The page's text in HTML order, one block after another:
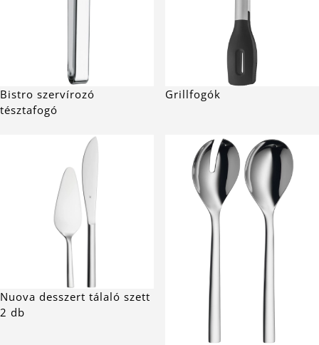
Bistro szervírozó
tésztafogó
Grillfogók
Nuova desszert tálaló szett
2 db